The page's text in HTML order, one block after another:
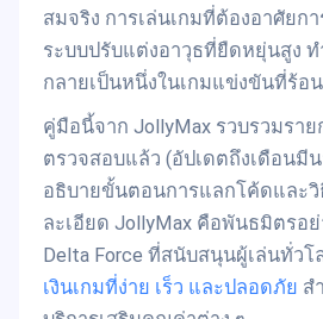
สมจริง การเล่นเกมที่ต้องอาศัยก
ระบบปรับแต่งอาวุธที่ยืดหยุ่นสูง ท
กลายเป็นหนึ่งในเกมแข่งขันที่ร้อ
คู่มือนี้จาก JollyMax รวบรวมรา
ตรวจสอบแล้ว (อัปเดตถึงเดือนมี
อธิบายขั้นตอนการแลกโค้ดและวิ
ละเอียด JollyMax คือพันธมิตรอย่
Delta Force ที่สนับสนุนผู้เล่นทั่วโ
เงินเกมที่ง่าย เร็ว และปลอดภัย ส